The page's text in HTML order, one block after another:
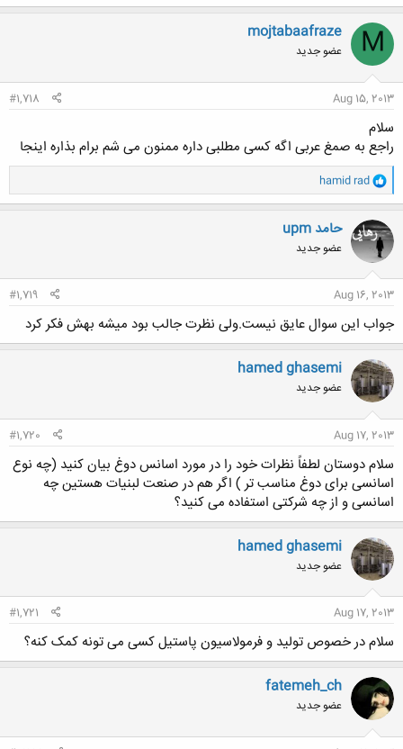
M
mojtabaafraze
عضو جدید
Aug 15, 2013
#1,718
سلام
راجع به صمغ عربی اگه کسی مطلبی داره ممنون می شم برام بذاره اینجا
و
ا
ک
ن
ش
ه
ا
hamid rad
حامد upm
عضو جدید
Aug 16, 2013
#1,719
جواب این سوال عایق نیست.ولی نظرت جالب بود میشه بهش فکر کرد
hamed ghasemi
عضو جدید
Aug 17, 2013
#1,720
سلام دوستان لطفاً نظرات خود را در مورد اسانس دوغ بیان کنید (چه نوع
اسانسی برای دوغ مناسب تر ) اگر هم در صنعت لبنیات هستین چه
اسانسی و از چه شرکتی استفاده می کنید؟
hamed ghasemi
عضو جدید
Aug 17, 2013
#1,721
سلام در خصوص تولید و فرمولاسیون پاستیل کسی می تونه کمک کنه؟
fatemeh_ch
عضو جدید